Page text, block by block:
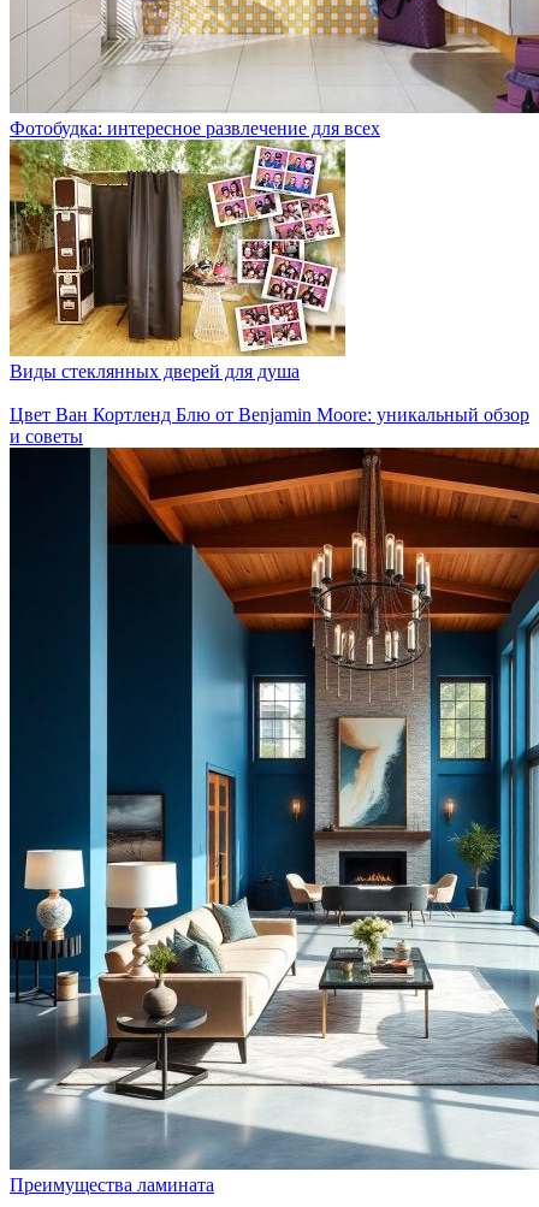
Фотобудка: интересное развлечение для всех
Виды стеклянных дверей для душа
Цвет Ван Кортленд Блю от Benjamin Moore: уникальный обзор
и советы
Преимущества ламината